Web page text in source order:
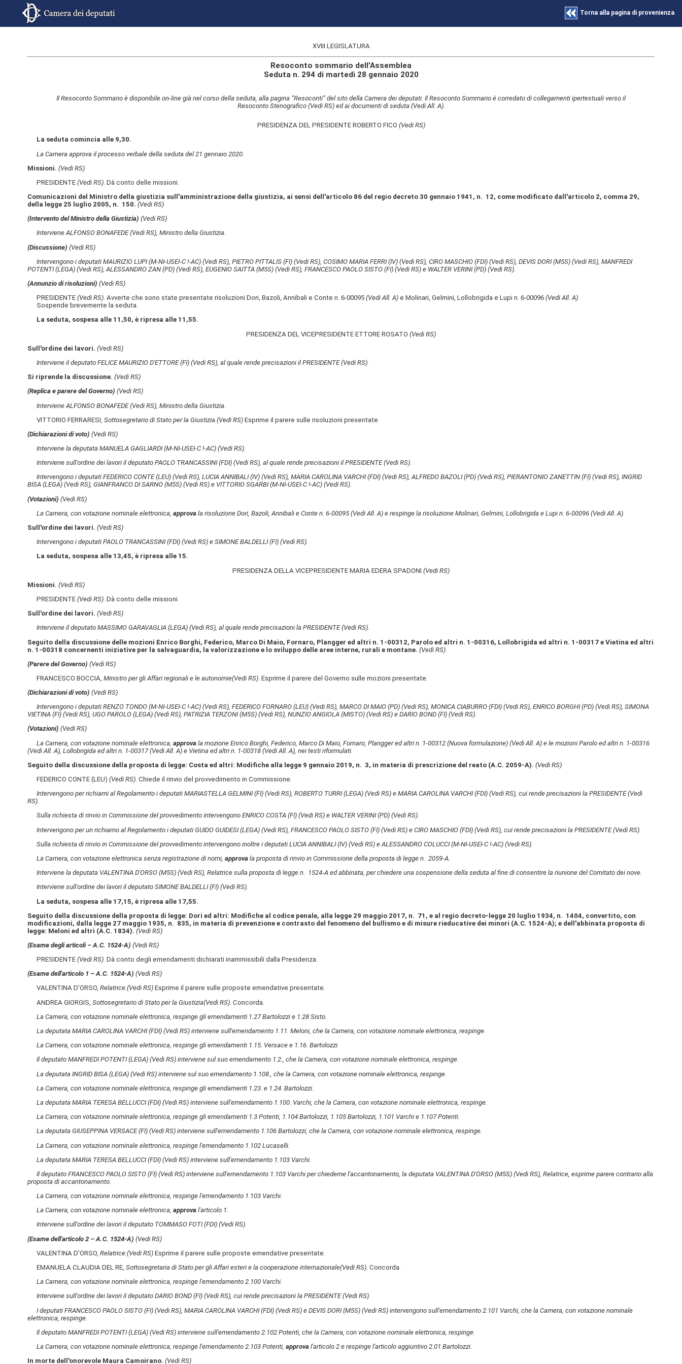
XVIII LEGISLATURA
Resoconto sommario dell'Assemblea
Seduta n. 294 di martedì 28 gennaio 2020
Il Resoconto Sommario è disponibile on-line già nel corso della seduta, alla pagina “Resoconti” del sito della Camera dei deputati. Il Resoconto Sommario è corredato di collegamenti ipertestuali verso il
Resoconto Stenografico (Vedi RS) ed ai documenti di seduta (Vedi All. A).
PRESIDENZA DEL PRESIDENTE ROBERTO FICO (Vedi RS)
La seduta comincia alle 9,30.
La Camera approva il processo verbale della seduta del 21 gennaio 2020.
Missioni. (Vedi RS)
PRESIDENTE (Vedi RS). Dà conto delle missioni.
Comunicazioni del Ministro della giustizia sull'amministrazione della giustizia, ai sensi dell'articolo 86 del regio decreto 30 gennaio 1941, n. 12, come modificato dall'articolo 2, comma 29,
della legge 25 luglio 2005, n. 150. (Vedi RS)
(Intervento del Ministro della Giustizia) (Vedi RS)
Interviene ALFONSO BONAFEDE(Vedi RS), Ministro della Giustizia.
(Discussione) (Vedi RS)
Intervengono i deputati MAURIZIO LUPI (M-NI-USEI-C !-AC) (Vedi RS), PIETRO PITTALIS (FI) (Vedi RS), COSIMO MARIA FERRI (IV) (Vedi RS), CIRO MASCHIO (FDI) (Vedi RS), DEVIS DORI (M5S) (Vedi RS), MANFREDI
POTENTI (LEGA) (Vedi RS), ALESSANDRO ZAN (PD) (Vedi RS), EUGENIO SAITTA (M5S) (Vedi RS), FRANCESCO PAOLO SISTO (FI) (Vedi RS)e WALTER VERINI (PD) (Vedi RS).
(Annunzio di risoluzioni) (Vedi RS)
PRESIDENTE (Vedi RS). Avverte che sono state presentate risoluzioni Dori, Bazoli, Annibali e Conte n. 6-00095 (Vedi All. A)e Molinari, Gelmini, Lollobrigida e Lupi n. 6-00096 (Vedi All. A).
Sospende brevemente la seduta.
La seduta, sospesa alle 11,50, è ripresa alle 11,55.
PRESIDENZA DEL VICEPRESIDENTE ETTORE ROSATO (Vedi RS)
Sull'ordine dei lavori. (Vedi RS)
Interviene il deputato FELICE MAURIZIO D'ETTORE (FI) (Vedi RS), al quale rende precisazioni il PRESIDENTE(Vedi RS).
Si riprende la discussione. (Vedi RS)
(Replica e parere del Governo) (Vedi RS)
Interviene ALFONSO BONAFEDE(Vedi RS), Ministro della Giustizia.
VITTORIO FERRARESI, Sottosegretario di Stato per la Giustizia. (Vedi RS)Esprime il parere sulle risoluzioni presentate.
(Dichiarazioni di voto) (Vedi RS)
Interviene la deputata MANUELA GAGLIARDI (M-NI-USEI-C !-AC) (Vedi RS).
Interviene sull'ordine dei lavori il deputato PAOLO TRANCASSINI (FDI) (Vedi RS), al quale rende precisazioni il PRESIDENTE(Vedi RS).
Intervengono i deputati FEDERICO CONTE (LEU) (Vedi RS), LUCIA ANNIBALI (IV) (Vedi RS), MARIA CAROLINA VARCHI (FDI) (Vedi RS), ALFREDO BAZOLI (PD) (Vedi RS), PIERANTONIO ZANETTIN (FI) (Vedi RS), INGRID
BISA (LEGA) (Vedi RS), GIANFRANCO DI SARNO (M5S) (Vedi RS)e VITTORIO SGARBI (M-NI-USEI-C !-AC) (Vedi RS).
(Votazioni) (Vedi RS)
La Camera, con votazione nominale elettronica, approvala risoluzione Dori, Bazoli, Annibali e Conte n. 6-00095(Vedi All. A)e respinge la risoluzione Molinari, Gelmini, Lollobrigida e Lupi n. 6-00096 (Vedi All. A).
Sull'ordine dei lavori. (Vedi RS)
Intervengono i deputati PAOLO TRANCASSINI (FDI) (Vedi RS)e SIMONE BALDELLI (FI) (Vedi RS).
La seduta, sospesa alle 13,45, è ripresa alle 15.
PRESIDENZA DELLA VICEPRESIDENTE MARIA EDERA SPADONI (Vedi RS)
Missioni. (Vedi RS)
PRESIDENTE (Vedi RS). Dà conto delle missioni.
Sull'ordine dei lavori. (Vedi RS)
Interviene il deputato MASSIMO GARAVAGLIA (LEGA) (Vedi RS), al quale rende precisazioni la PRESIDENTE(Vedi RS).
Seguito della discussione delle mozioni Enrico Borghi, Federico, Marco Di Maio, Fornaro, Plangger ed altri n. 1-00312, Parolo ed altri n. 1-00316, Lollobrigida ed altri n. 1-00317 e Vietina ed altri
n. 1-00318 concernenti iniziative per la salvaguardia, la valorizzazione e lo sviluppo delle aree interne, rurali e montane. (Vedi RS)
(Parere del Governo) (Vedi RS)
FRANCESCO BOCCIA, Ministro per gli Affari regionali e le autonomie(Vedi RS). Esprime il parere del Governo sulle mozioni presentate.
(Dichiarazioni di voto) (Vedi RS)
Intervengono i deputati RENZO TONDO (M-NI-USEI-C !-AC) (Vedi RS), FEDERICO FORNARO (LEU) (Vedi RS), MARCO DI MAIO (PD) (Vedi RS), MONICA CIABURRO (FDI) (Vedi RS), ENRICO BORGHI (PD) (Vedi RS), SIMONA
VIETINA (FI) (Vedi RS), UGO PAROLO (LEGA) (Vedi RS), PATRIZIA TERZONI (M5S) (Vedi RS), NUNZIO ANGIOLA (MISTO) (Vedi RS)e DARIO BOND (FI) (Vedi RS).
(Votazioni) (Vedi RS)
La Camera, con votazione nominale elettronica, approvala mozione Enrico Borghi, Federico, Marco Di Maio, Fornaro, Plangger ed altri n. 1-00312 (Nuova formulazione)(Vedi All. A) e le mozioni Parolo ed altri n. 1-00316
(Vedi All. A), Lollobrigida ed altri n. 1-00317(Vedi All. A)e Vietina ed altri n. 1-00318 (Vedi All. A), nei testi riformulati.
Seguito della discussione della proposta di legge: Costa ed altri: Modifiche alla legge 9 gennaio 2019, n. 3, in materia di prescrizione del reato (A.C. 2059-A). (Vedi RS)
FEDERICO CONTE (LEU) (Vedi RS). Chiede il rinvio del provvedimento in Commissione.
Intervengono per richiami al Regolamento i deputati MARIASTELLA GELMINI (FI) (Vedi RS), ROBERTO TURRI (LEGA) (Vedi RS)e MARIA CAROLINA VARCHI (FDI) (Vedi RS), cui rende precisazioni la PRESIDENTE(Vedi
RS).
Sulla richiesta di rinvio in Commissione del provvedimento intervengono ENRICO COSTA (FI) (Vedi RS)e WALTER VERINI (PD) (Vedi RS).
Intervengono per un richiamo al Regolamento i deputati GUIDO GUIDESI (LEGA) (Vedi RS), FRANCESCO PAOLO SISTO (FI) (Vedi RS)e CIRO MASCHIO (FDI) (Vedi RS), cui rende precisazioni la PRESIDENTE(Vedi RS).
Sulla richiesta di rinvio in Commissione del provvedimento intervengono inoltre i deputati LUCIA ANNIBALI (IV) (Vedi RS)e ALESSANDRO COLUCCI (M-NI-USEI-C !-AC) (Vedi RS).
La Camera, con votazione elettronica senza registrazione di nomi, approvala proposta di rinvio in Commissione della proposta di legge n. 2059-A.
Interviene la deputata VALENTINA D'ORSO (M5S) (Vedi RS), Relatrice sulla proposta di legge n. 1524-A ed abbinata, per chiedere una sospensione della seduta al fine di consentire la riunione del Comitato dei nove.
Interviene sull'ordine dei lavori il deputato SIMONE BALDELLI (FI) (Vedi RS).
La seduta, sospesa alle 17,15, è ripresa alle 17,55.
Seguito della discussione della proposta di legge: Dori ed altri: Modifiche al codice penale, alla legge 29 maggio 2017, n. 71, e al regio decreto-legge 20 luglio 1934, n. 1404, convertito, con
modificazioni, dalla legge 27 maggio 1935, n. 835, in materia di prevenzione e contrasto del fenomeno del bullismo e di misure rieducative dei minori (A.C. 1524-A); e dell'abbinata proposta di
legge: Meloni ed altri (A.C. 1834). (Vedi RS)
(Esame degli articoli – A.C. 1524-A) (Vedi RS)
PRESIDENTE (Vedi RS). Dà conto degli emendamenti dichiarati inammissibili dalla Presidenza.
(Esame dell'articolo 1 – A.C. 1524-A) (Vedi RS)
VALENTINA D'ORSO, Relatrice.(Vedi RS)Esprime il parere sulle proposte emendative presentate.
ANDREA GIORGIS, Sottosegretario di Stato per la Giustizia(Vedi RS). Concorda.
La Camera, con votazione nominale elettronica, respinge gli emendamenti 1.27 Bartolozzi e 1.28 Sisto.
La deputata MARIA CAROLINA VARCHI (FDI) (Vedi RS)interviene sull'emendamento 1.11. Meloni, che la Camera, con votazione nominale elettronica, respinge.
La Camera, con votazione nominale elettronica, respinge gli emendamenti 1.15. Versace e 1.16. Bartolozzi.
Il deputato MANFREDI POTENTI (LEGA) (Vedi RS)interviene sul suo emendamento 1.2., che la Camera, con votazione nominale elettronica, respinge.
La deputata INGRID BISA (LEGA) (Vedi RS)interviene sul suo emendamento 1.108., che la Camera, con votazione nominale elettronica, respinge.
La Camera, con votazione nominale elettronica, respinge gli emendamenti 1.23. e 1.24. Bartolozzi.
La deputata MARIA TERESA BELLUCCI (FDI) (Vedi RS)interviene sull'emendamento 1.100. Varchi, che la Camera, con votazione nominale elettronica, respinge.
La Camera, con votazione nominale elettronica, respinge gli emendamenti 1.3 Potenti, 1.104 Bartolozzi, 1.105 Bartolozzi, 1.101 Varchi e 1.107 Potenti.
La deputata GIUSEPPINA VERSACE (FI) (Vedi RS)interviene sull'emendamento 1.106 Bartolozzi, che la Camera, con votazione nominale elettronica, respinge.
La Camera, con votazione nominale elettronica, respinge l'emendamento 1.102 Lucaselli.
La deputata MARIA TERESA BELLUCCI (FDI) (Vedi RS)interviene sull'emendamento 1.103 Varchi.
Il deputato FRANCESCO PAOLO SISTO (FI) (Vedi RS)interviene sull'emendamento 1.103 Varchi per chiederne l'accantonamento, la deputata VALENTINA D'ORSO (M5S) (Vedi RS), Relatrice, esprime parere contrario alla
proposta di accantonamento.
La Camera, con votazione nominale elettronica, respinge l'emendamento 1.103 Varchi.
La Camera, con votazione nominale elettronica, approval'articolo 1.
Interviene sull'ordine dei lavori il deputato TOMMASO FOTI (FDI) (Vedi RS).
(Esame dell'articolo 2 – A.C. 1524-A) (Vedi RS)
VALENTINA D'ORSO, Relatrice. (Vedi RS)Esprime il parere sulle proposte emendative presentate.
EMANUELA CLAUDIA DEL RE, Sottosegretaria di Stato per gli Affari esteri e la cooperazione internazionale(Vedi RS). Concorda.
La Camera, con votazione nominale elettronica, respinge l'emendamento 2.100 Varchi.
Interviene sull'ordine dei lavori il deputato DARIO BOND (FI) (Vedi RS), cui rende precisazioni la PRESIDENTE(Vedi RS).
I deputati FRANCESCO PAOLO SISTO (FI) (Vedi RS), MARIA CAROLINA VARCHI (FDI) (Vedi RS)e DEVIS DORI (M5S) (Vedi RS)intervengono sull'emendamento 2.101 Varchi, che la Camera, con votazione nominale
elettronica, respinge.
Il deputato MANFREDI POTENTI (LEGA) (Vedi RS)interviene sull'emendamento 2.102 Potenti, che la Camera, con votazione nominale elettronica, respinge.
La Camera, con votazione nominale elettronica, respinge l'emendamento 2.103 Potenti, approval'articolo 2 e respinge l'articolo aggiuntivo 2.01 Bartolozzi.
In morte dell'onorevole Maura Camoirano. (Vedi RS)
Torna alla pagina di provenienza